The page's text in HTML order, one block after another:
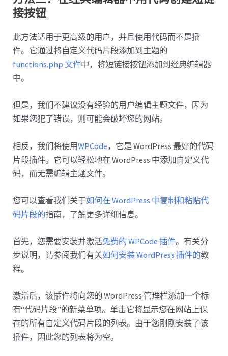
接按钮
此方法适用于更高级的用户，并且使用代码而不是插
件。它通过将自定义代码片段添加到主题的
functions.php 文件中，将短链接按钮添加到经典编辑器
中。
但是，我们不建议没有经验的用户编辑主题文件，因为
如果您犯了错误，则可能会破坏您的网站。
相反，我们将使用WPCode ，它是 WordPress 最好的代码
片段插件。它可以轻松地在 WordPress 中添加自定义代
码，而无需编辑主题文件。
您可以查看我们关于如何在 WordPress 中复制和粘贴代
码片段的指南，了解更多详细信息。
首先，您需要安装并激活免费的 WPCode 插件。有关分
步说明，请参阅我们有关如何安装 WordPress 插件的教
程。
激活后，该插件将向您的 WordPress 管理栏添加一个标
有“代码片段”的新菜单项。单击它将显示您在网站上保
存的所有自定义代码片段的列表。由于您刚刚安装了该
插件，因此您的列表将为空。